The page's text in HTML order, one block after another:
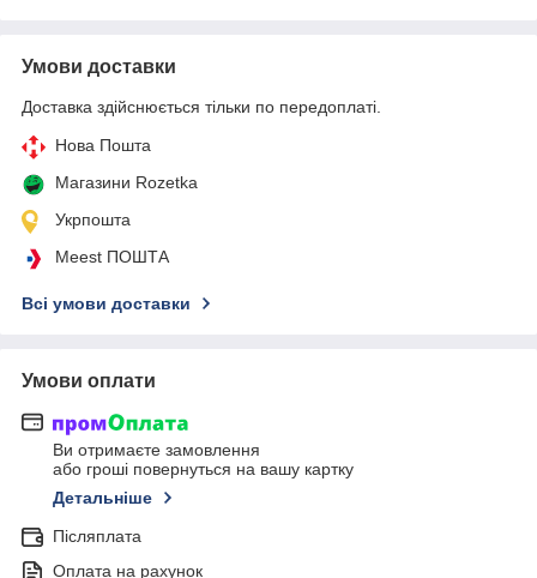
Умови доставки
Доставка здійснюється тільки по передоплаті.
Нова Пошта
Магазини Rozetka
Укрпошта
Meest ПОШТА
Всі умови доставки
Умови оплати
Ви отримаєте замовлення
або гроші повернуться на вашу картку
Детальніше
Післяплата
Оплата на рахунок